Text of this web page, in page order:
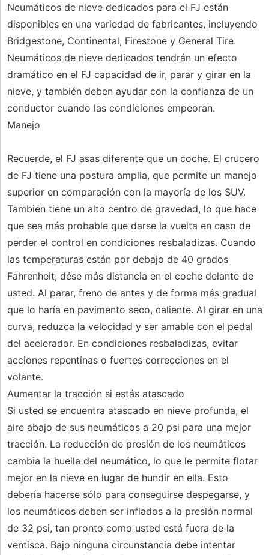
Neumáticos de nieve dedicados para el FJ están
disponibles en una variedad de fabricantes, incluyendo
Bridgestone, Continental, Firestone y General Tire.
Neumáticos de nieve dedicados tendrán un efecto
dramático en el FJ capacidad de ir, parar y girar en la
nieve, y también deben ayudar con la confianza de un
conductor cuando las condiciones empeoran.
Manejo
Recuerde, el FJ asas diferente que un coche. El crucero
de FJ tiene una postura amplia, que permite un manejo
superior en comparación con la mayoría de los SUV.
También tiene un alto centro de gravedad, lo que hace
que sea más probable que darse la vuelta en caso de
perder el control en condiciones resbaladizas. Cuando
las temperaturas están por debajo de 40 grados
Fahrenheit, dése más distancia en el coche delante de
usted. Al parar, freno de antes y de forma más gradual
que lo haría en pavimento seco, caliente. Al girar en una
curva, reduzca la velocidad y ser amable con el pedal
del acelerador. En condiciones resbaladizas, evitar
acciones repentinas o fuertes correcciones en el
volante.
Aumentar la tracción si estás atascado
Si usted se encuentra atascado en nieve profunda, el
aire abajo de sus neumáticos a 20 psi para una mejor
tracción. La reducción de presión de los neumáticos
cambia la huella del neumático, lo que le permite flotar
mejor en la nieve en lugar de hundir en ella. Esto
debería hacerse sólo para conseguirse despegarse, y
los neumáticos deben ser inflados a la presión normal
de 32 psi, tan pronto como usted está fuera de la
ventisca. Bajo ninguna circunstancia debe intentar